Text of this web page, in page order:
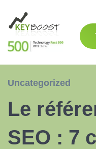
Uncategorized
Le
SEO : 7